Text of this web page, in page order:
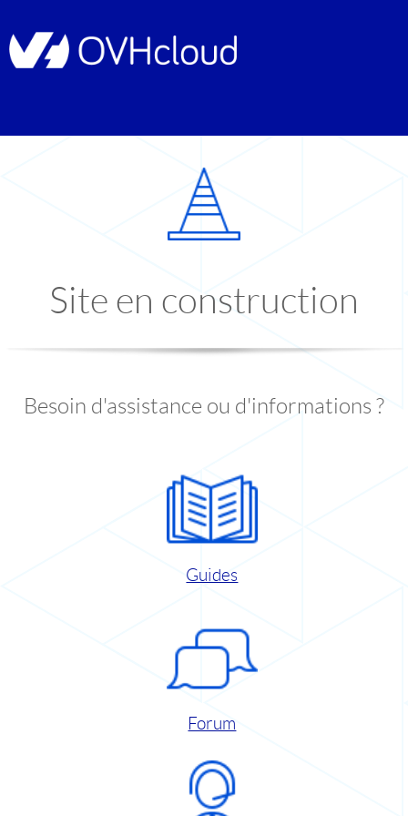
Site en construction
Besoin d'assistance ou d'informations ?
Guides
Forum